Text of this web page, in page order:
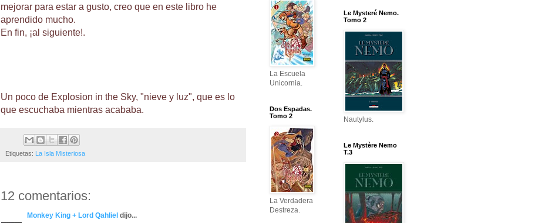
mejorar para estar a gusto, creo que en este libro he
aprendido mucho.
En fin, ¡al siguiente!.
Un poco de Explosion in the Sky, "nieve y luz", que es lo
que escuchaba mientras acababa.
Etiquetas: La Isla Misteriosa
12 comentarios:
Monkey King + Lord Qahliel dijo...
La Escuela
Unicornia.
Dos Espadas.
Tomo 2
La Verdadera
Destreza.
Le Mysteré Nemo.
Tomo 2
Nautylus.
Le Mystère Nemo
T.3